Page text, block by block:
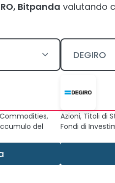
Bitpanda valutando
DEGIRO
Commodities,
del
Azioni, Titoli di
Fondi di